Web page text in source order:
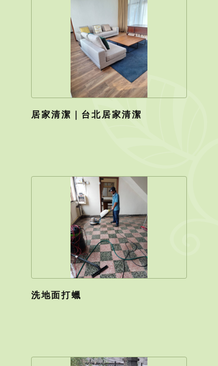
居家清潔｜台北居家清潔
洗地面打蠟